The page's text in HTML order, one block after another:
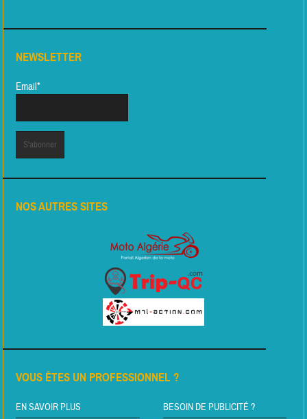
NEWSLETTER
Email*
NOS AUTRES SITES
VOUS ÊTES UN PROFESSIONNEL ?
EN SAVOIR PLUS BESOIN DE PUBLICITÉ ?